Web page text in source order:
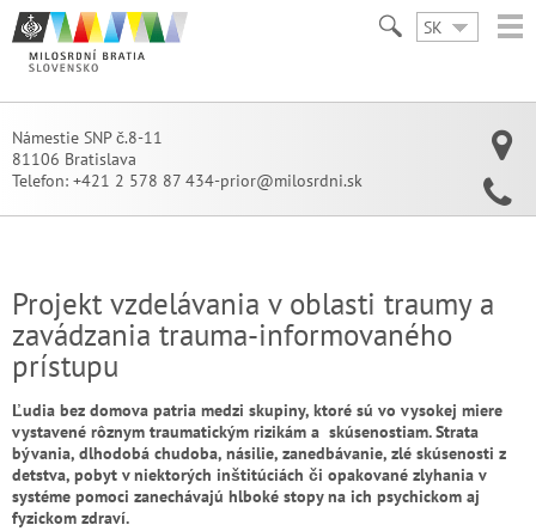
SK
Námestie SNP č.8-11
81106 Bratislava
Telefon: +421 2 578 87 434-prior@milosrdni.sk
Projekt vzdelávania v oblasti traumy a
zavádzania trauma-informovaného
prístupu
Ľudia bez domova patria medzi skupiny, ktoré sú vo vysokej miere
vystavené rôznym traumatickým rizikám a skúsenostiam. Strata
bývania, dlhodobá chudoba, násilie, zanedbávanie, zlé skúsenosti z
detstva, pobyt v niektorých inštitúciách či opakované zlyhania v
systéme pomoci zanechávajú hlboké stopy na ich psychickom aj
fyzickom zdraví.